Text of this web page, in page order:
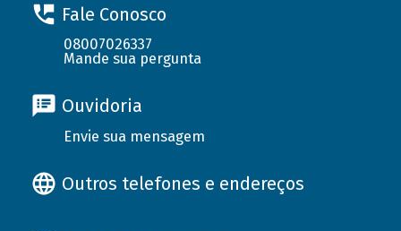
Fale Conosco
08007026337
Mande sua pergunta
Ouvidoria
Envie sua mensagem
Outros telefones e endereços